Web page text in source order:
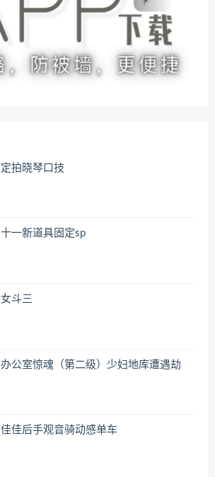
定拍晓琴口技
十一新道具固定sp
女斗三
办公室惊魂（第二级）少妇地库遭遇劫
佳佳后手观音骑动感单车